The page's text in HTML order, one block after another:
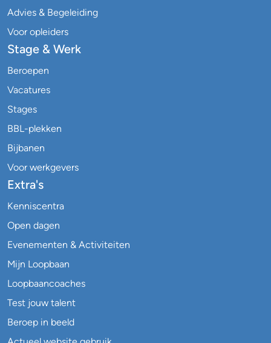
Advies & Begeleiding
Voor opleiders
Stage & Werk
Beroepen
Vacatures
Stages
BBL-plekken
Bijbanen
Voor werkgevers
Extra's
Kenniscentra
Open dagen
Evenementen & Activiteiten
Mijn Loopbaan
Loopbaancoaches
Test jouw talent
Beroep in beeld